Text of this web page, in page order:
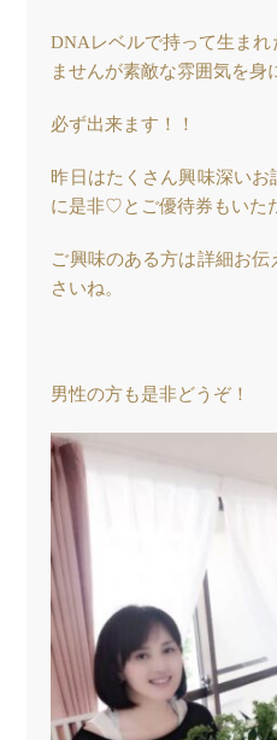
DNAレベルで持って生ま
ませんが素敵な雰囲気を身
必ず出来ます！！
昨日はたくさん興味深い
に是非♡とご優待券もいた
ご興味のある方は詳細お
さいね。
男性の方も是非どうぞ！